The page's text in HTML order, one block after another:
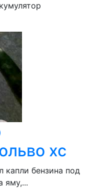
хс
капли бензина под
яму,...